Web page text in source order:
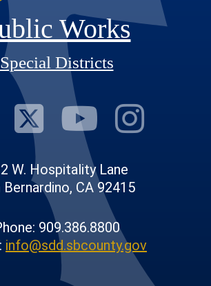
Works
Special Districts
Our
Visit Our
Visit
W. Hospitality Lane
Bernardino, CA 92415
909.386.8800
info@sdd.sbcounty.gov